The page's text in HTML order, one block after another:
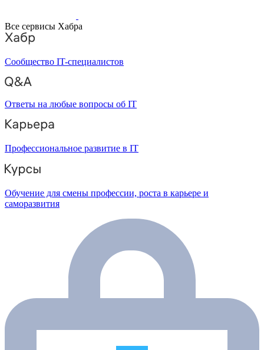
Все сервисы Хабра
Сообщество IT-специалистов
Ответы на любые вопросы об IT
Профессиональное развитие в IT
Обучение для смены профессии, роста в карьере и
саморазвития